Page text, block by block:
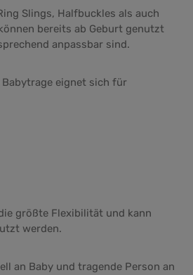
Slings, Halfbuckles als auch
bereits ab Geburt genutzt
anpassbar sind.
eignet sich für
größte Flexibilität und kann
werden.
an Baby und tragende Person an